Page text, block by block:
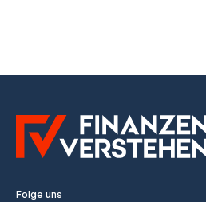
Folge uns